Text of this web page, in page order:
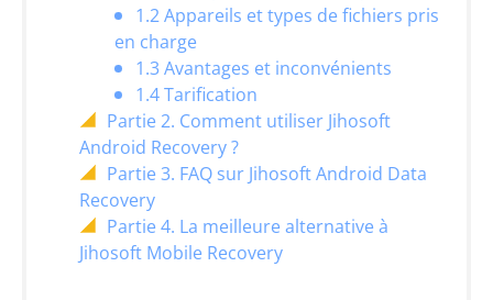
1.2 Appareils et types de fichiers pris
en charge
1.3 Avantages et inconvénients
1.4 Tarification
Partie 2. Comment utiliser Jihosoft
Android Recovery ?
Partie 3. FAQ sur Jihosoft Android Data
Recovery
Partie 4. La meilleure alternative à
Jihosoft Mobile Recovery